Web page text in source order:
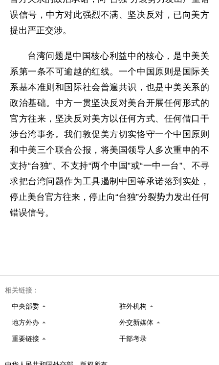
误信号，中方对此强烈不满、坚决反对，已向美方
提出严正交涉。
台湾问题是中国核心利益中的核心，是中美关
系第一条不可逾越的红线。一个中国原则是国际关
系基本准则和国际社会普遍共识，也是中美关系的
政治基础。中方一贯坚决反对美台开展任何形式的
官方往来，坚决反对美方以任何方式、任何借口干
涉台湾事务。我们敦促美方切实恪守一个中国原则
和中美三个联合公报，将美国领导人多次重申的不
支持“台独”、不支持“两个中国”或“一中一台”、不寻
求把台湾问题作为工具遏制中国等承诺落到实处，
停止美台官方往来，停止向“台独”分裂势力发出任何
错误信号。
相关链接：
中央部委 驻外机构
地方外办 外交新媒体
重要链接 干部考录